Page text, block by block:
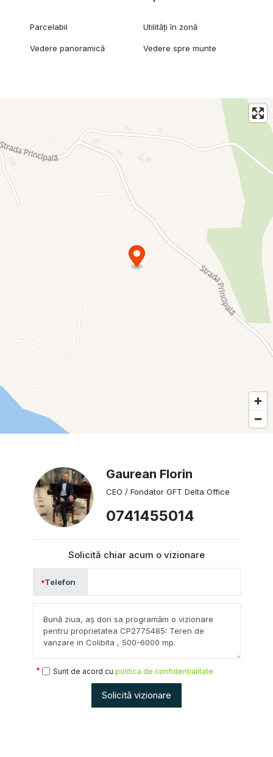
Parcelabil Utilități în zonă
Vedere panoramică Vedere spre munte
Gaurean Florin
CEO / Fondator GFT Delta Office
0741455014
Solicită chiar acum o vizionare
Telefon
Sunt de acord cu politica de confidențialitate
Solicită vizionare